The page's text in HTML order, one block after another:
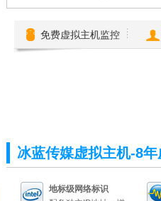
免费虚拟主机监控
冰蓝传媒虚拟主机-8
地标级网络标识